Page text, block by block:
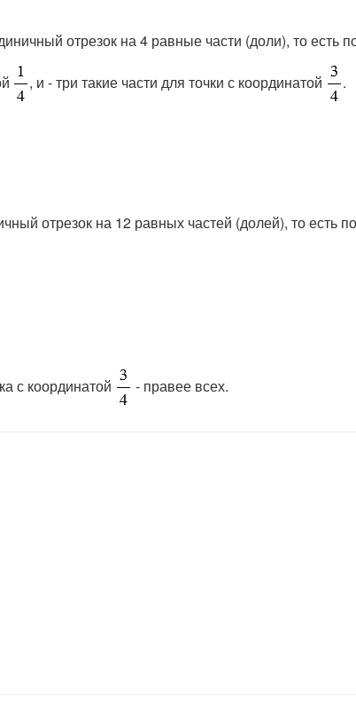
отрезок на 4 равные части (доли), то есть
, и - три такие части для точки с координатой .
отрезок на 12 равных частей (долей), то есть по
с координатой - правее всех.